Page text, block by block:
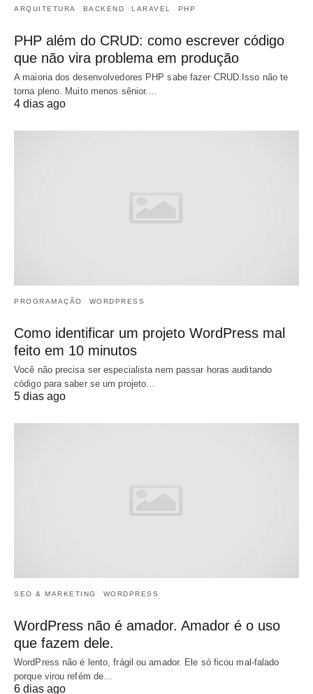
ARQUITETURA BACKEND LARAVEL PHP
PHP além do CRUD: como escrever código
que não vira problema em produção
A maioria dos desenvolvedores PHP sabe fazer CRUD.Isso não te
torna pleno. Muito menos sênior.…
4 dias ago
PROGRAMAÇÃO WORDPRESS
Como identificar um projeto WordPress mal
feito em 10 minutos
Você não precisa ser especialista nem passar horas auditando
código para saber se um projeto…
5 dias ago
SEO & MARKETING WORDPRESS
WordPress não é amador. Amador é o uso
que fazem dele.
WordPress não é lento, frágil ou amador. Ele só ficou mal-falado
porque virou refém de…
6 dias ago